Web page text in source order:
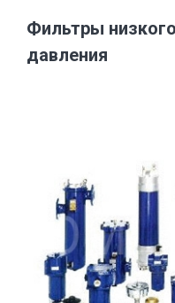
Фильтры
давления